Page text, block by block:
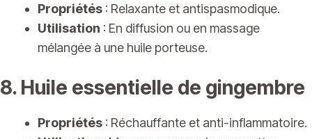
Propriétés : Relaxante et antispasmodique.
Utilisation : En diffusion ou en massage
mélangée à une huile porteuse.
8. Huile essentielle de gingembre
Propriétés : Réchauffante et anti-inflammatoire.